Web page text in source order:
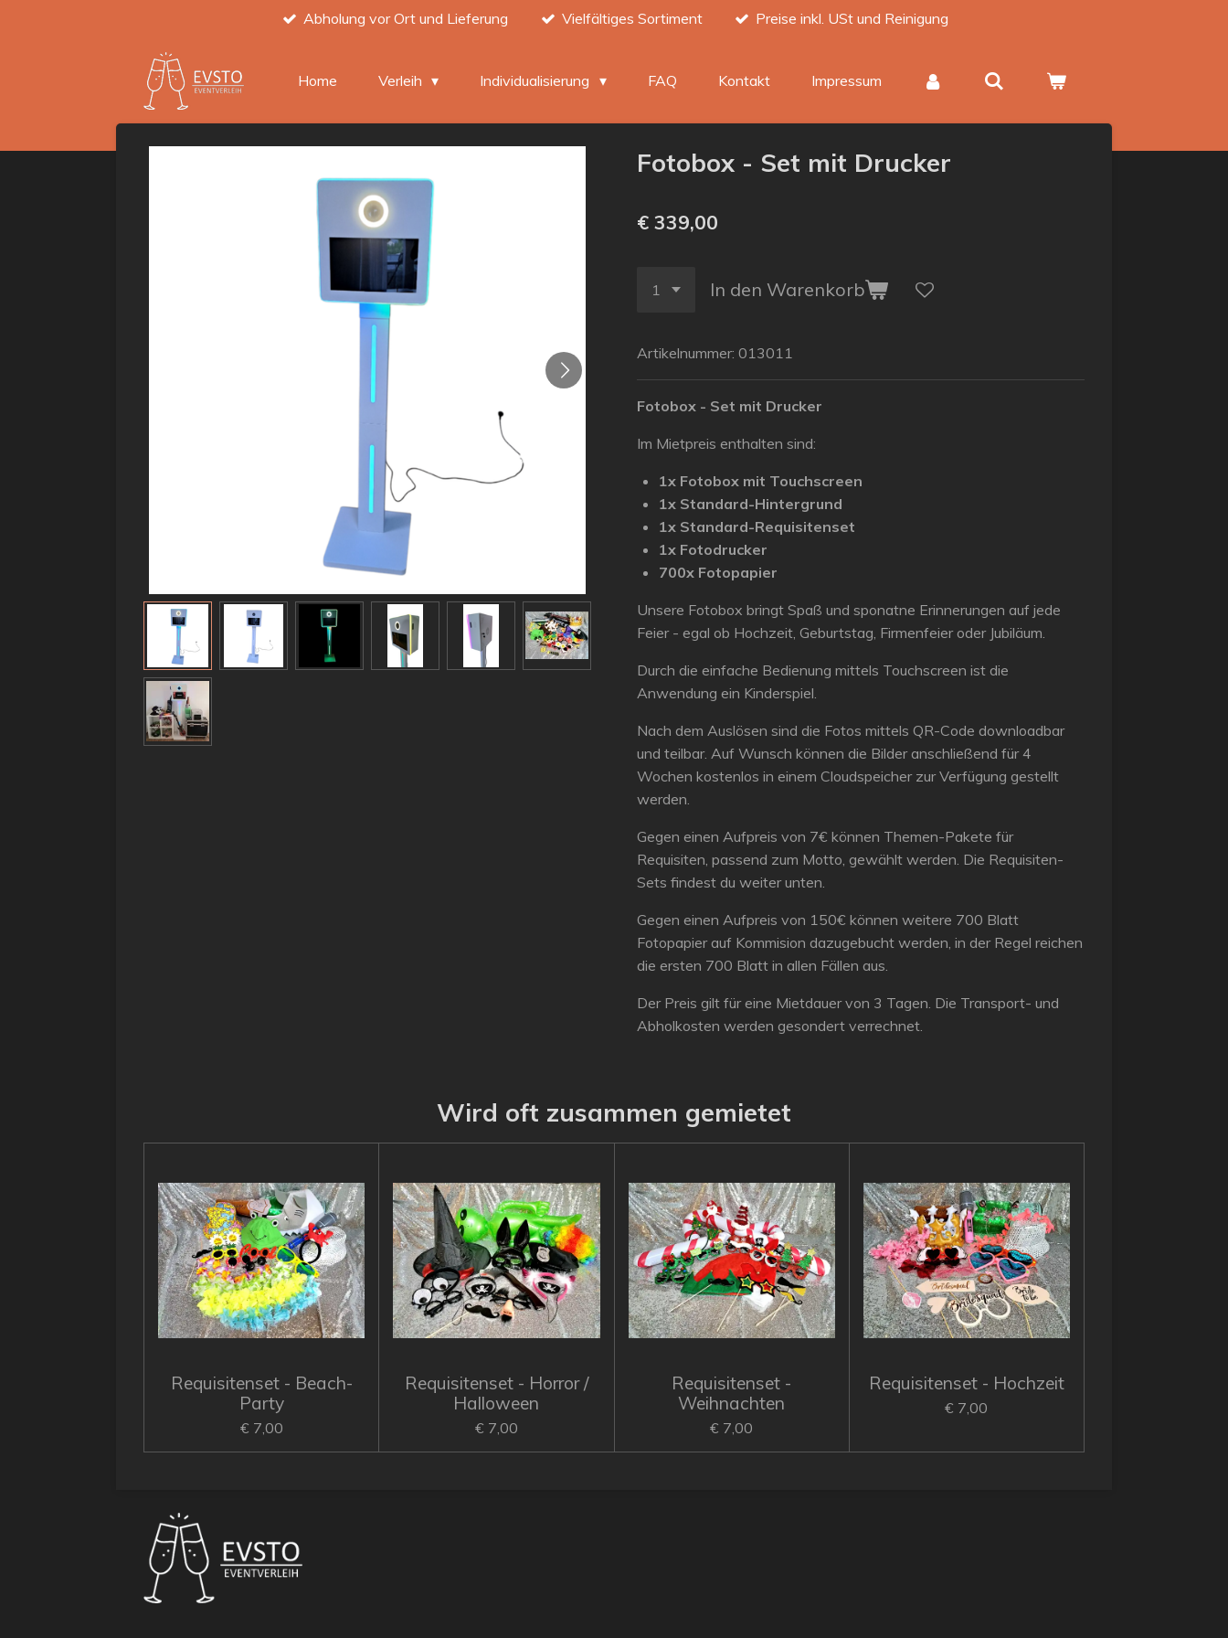
Abholung vor Ort und Lieferung Vielfältiges Sortiment Preise inkl. USt und Reinigung
Home Verleih Individualisierung FAQ Kontakt Impressum
Fotobox - Set mit Drucker
€ 339,00
In den Warenkorb
Artikelnummer: 013011
Fotobox - Set mit Drucker
Im Mietpreis enthalten sind:
1x Fotobox mit Touchscreen
1x Standard-Hintergrund
1x Standard-Requisitenset
1x Fotodrucker
700x Fotopapier
Unsere Fotobox bringt Spaß und sponatne Erinnerungen auf jede
Feier - egal ob Hochzeit, Geburtstag, Firmenfeier oder Jubiläum.
Durch die einfache Bedienung mittels Touchscreen ist die
Anwendung ein Kinderspiel.
Nach dem Auslösen sind die Fotos mittels QR-Code downloadbar
und teilbar. Auf Wunsch können die Bilder anschließend für 4
Wochen kostenlos in einem Cloudspeicher zur Verfügung gestellt
werden.
Gegen einen Aufpreis von 7€ können Themen-Pakete für
Requisiten, passend zum Motto, gewählt werden. Die Requisiten-
Sets findest du weiter unten.
Gegen einen Aufpreis von 150€ können weitere 700 Blatt
Fotopapier auf Kommision dazugebucht werden, in der Regel reichen
die ersten 700 Blatt in allen Fällen aus.
Der Preis gilt für eine Mietdauer von 3 Tagen. Die Transport- und
Abholkosten werden gesondert verrechnet.
Wird oft zusammen gemietet
Requisitenset - Beach-
Party
€ 7,00
Requisitenset - Horror /
Halloween
€ 7,00
Requisitenset -
Weihnachten
€ 7,00
Requisitenset - Hochzeit
€ 7,00